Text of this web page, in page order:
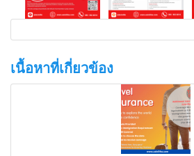
เนื้อหาที่เกี่ยวข้อง